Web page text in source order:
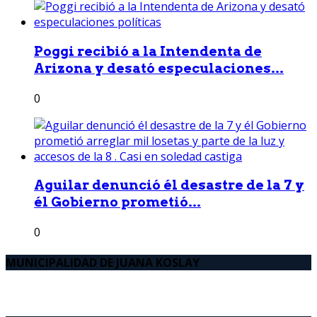
Poggi recibió a la Intendenta de
Arizona y desató especulaciones...
0
Aguilar denunció él desastre de la 7 y
él Gobierno prometió...
0
MUNICIPALIDAD DE JUANA KOSLAY